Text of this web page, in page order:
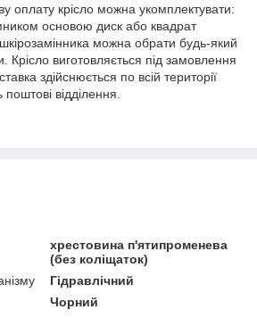
оплату крісло можна укомплектувати:
основою диск або квадрат
шкірозамінника можна обрати будь-який
Крісло виготовляється під замовлення
здійснюється по всій території
відділення.
хрестовина п'ятипроменева
(без коліщаток)
Гідравлічний
Чорний